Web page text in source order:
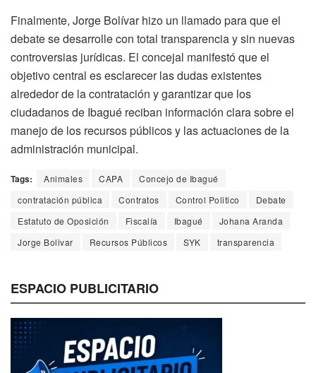
Finalmente, Jorge Bolívar hizo un llamado para que el
debate se desarrolle con total transparencia y sin nuevas
controversias jurídicas. El concejal manifestó que el
objetivo central es esclarecer las dudas existentes
alrededor de la contratación y garantizar que los
ciudadanos de Ibagué reciban información clara sobre el
manejo de los recursos públicos y las actuaciones de la
administración municipal.
Tags: Animales CAPA
Concejo de Ibagué
contratación pública
Contratos Control Politico
Debate
Estatuto de Oposición
Fiscalía Ibagué
Johana Aranda
Jorge Bolivar
Recursos Públicos SYK transparencia
ESPACIO PUBLICITARIO